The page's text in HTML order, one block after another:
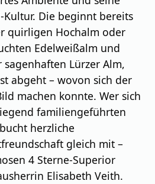
Kultur. Die beginnt bereits
quirligen Hochalm oder
Edelweißalm und
Lürzer Alm,
abgeht – wovon sich der
machen konnte. Wer sich
familiengeführten
herzliche
gleich mit –
4 Sterne-Superior
Elisabeth Veith.